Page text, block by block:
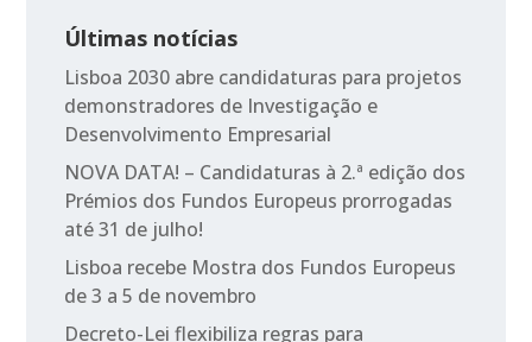
Últimas notícias
Lisboa 2030 abre candidaturas para projetos
demonstradores de Investigação e
Desenvolvimento Empresarial
NOVA DATA! – Candidaturas à 2.ª edição dos
Prémios dos Fundos Europeus prorrogadas
até 31 de julho!
Lisboa recebe Mostra dos Fundos Europeus
de 3 a 5 de novembro
Decreto-Lei flexibiliza regras para